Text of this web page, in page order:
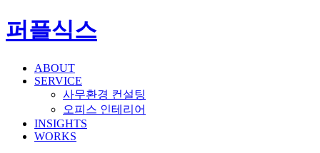
퍼플식스
ABOUT
SERVICE
사무환경 컨설팅
오피스 인테리어
INSIGHTS
WORKS